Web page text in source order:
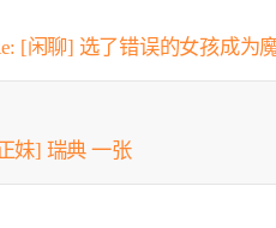
[闲聊] 选了错误的女孩成为
妹] 瑞典 一张